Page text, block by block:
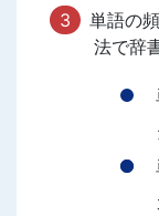
単語の
法で辞